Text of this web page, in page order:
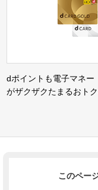
dポイントも電子マネー
がザクザクたまるおトク
このペー